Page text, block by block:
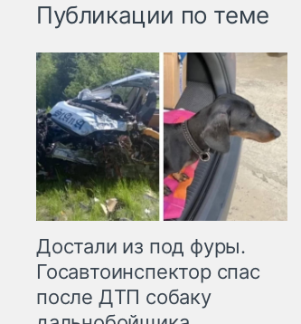
Публикации по теме
Достали из под фуры.
Госавтоинспектор спас
после ДТП собаку